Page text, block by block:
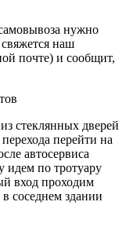
нужно
наш
почте) и сообщит,
стеклянных дверей
перейти на
автосервиса
идем по тротуару
вход проходим
соседнем здании